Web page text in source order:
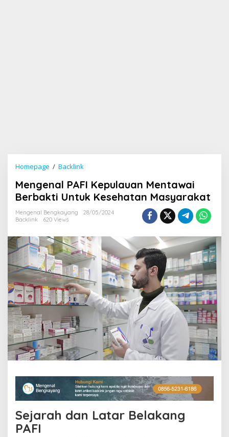
Homepage / Backlink
n
g
e
n
P
A
F
I
e
p
u
u
n
M
n
t
a
a
Mengenal PAFI Kepulauan Mentawai
Berbakti Untuk Kesehatan Masyarakat
Mengenal Bengkayang
28/05/2024
Backlink
620 Views
Sejarah dan Latar Belakang
PAFI